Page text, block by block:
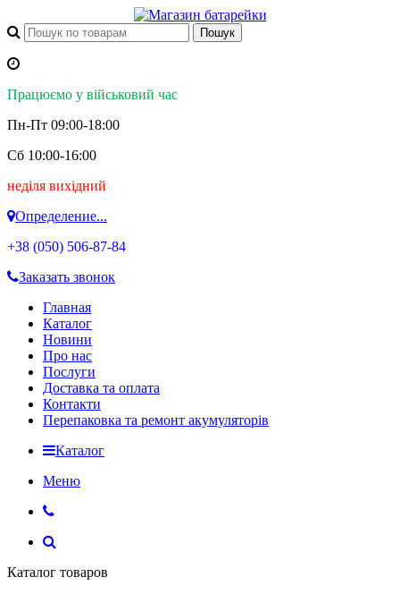
Працюємо у військовий час
Пн-Пт 09:00-18:00
Сб 10:00-16:00
неділя вихідний
Определение...
+38 (050) 506-87-84
Заказать звонок
Главная
Каталог
Новини
Про нас
Послуги
Доставка та оплата
Контакти
Перепаковка та ремонт акумуляторів
Каталог
Меню
Каталог товаров